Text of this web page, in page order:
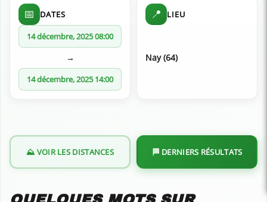
📅 DATES
14 décembre, 2025 08:00
→
14 décembre, 2025 14:00
📍 LIEU
Nay (64)
⛰️ VOIR LES DISTANCES 🏁 DERNIERS RÉSULTATS